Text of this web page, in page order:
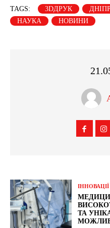
TAGS: 3DДРУК
НАУКА
НОВИНИ
ІННОВАЦІЇ
ТА